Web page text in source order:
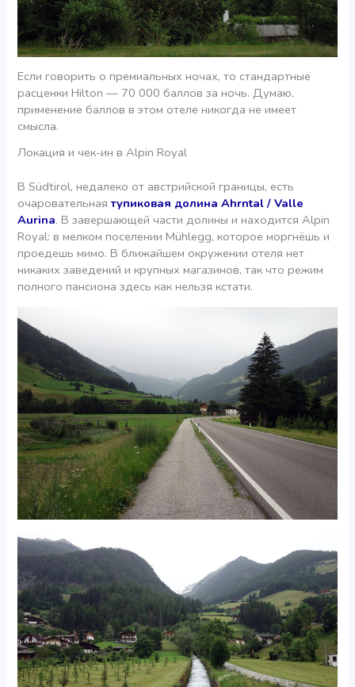
Если говорить о премиальных ночах, то стандартные
расценки Hilton — 70 000 баллов за ночь. Думаю,
применение баллов в этом отеле никогда не имеет
смысла.
Локация и чек-ин в Alpin Royal
В Südtirol, недалеко от австрийской границы, есть
очаровательнаятупиковая долина Ahrntal / Valle
Aurina. В завершающей части долины и находится Alpin
Royal: в мелком поселении Mühlegg, которое моргнёшь и
проедешь мимо. В ближайшем окружении отеля нет
никаких заведений и крупных магазинов, так что режим
полного пансиона здесь как нельзя кстати.